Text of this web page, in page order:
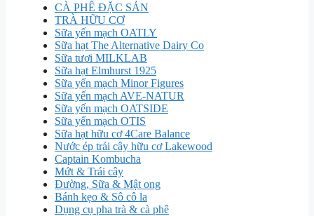
CÀ PHÊ ĐẶC SẢN
TRÀ HỮU CƠ
Sữa yến mạch OATLY
Sữa hạt The Alternative Dairy Co
Sữa tươi MILKLAB
Sữa hạt Elmhurst 1925
Sữa yến mạch Minor Figures
Sữa yến mạch AVE-NATUR
Sữa yến mạch OATSIDE
Sữa yến mạch OTIS
Sữa hạt hữu cơ 4Care Balance
Nước ép trái cây hữu cơ Lakewood
Captain Kombucha
Mứt & Trái cây
Đường, Sữa & Mật ong
Bánh kẹo & Sô cô la
Dụng cụ pha trà & cà phê